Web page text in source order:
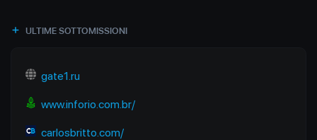
ULTIME SOTTOMISSIONI
gate1.ru
www.inforio.com.br/
carlosbritto.com/